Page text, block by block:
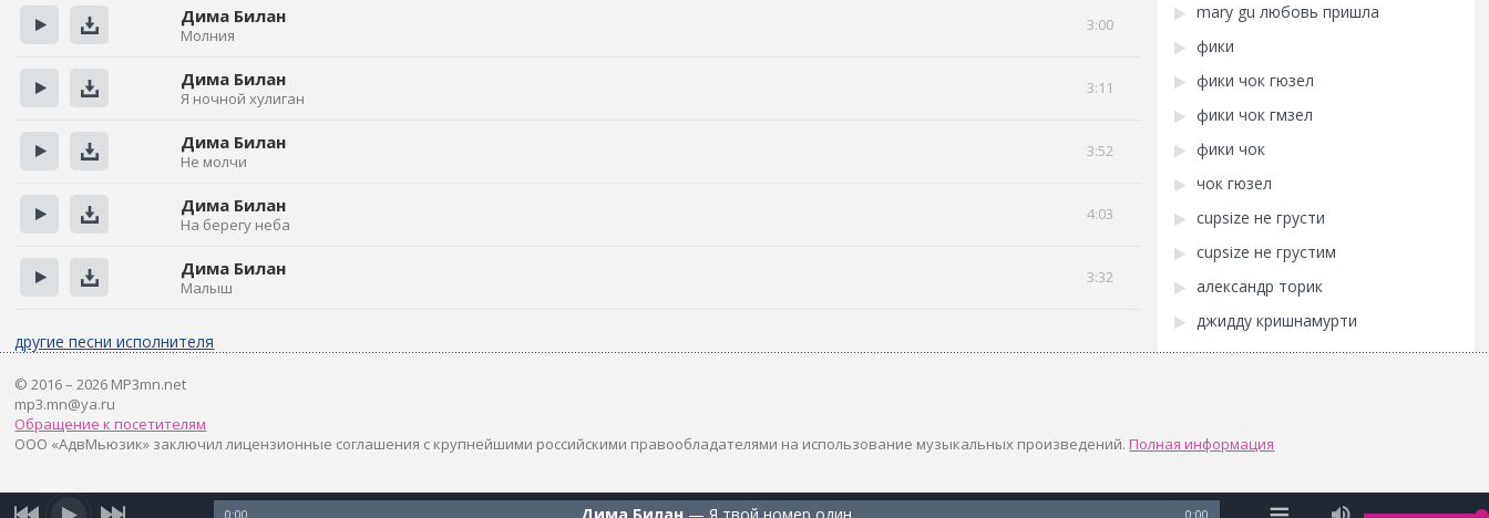
3:00
Дима Билан
Молния
3:11
Дима Билан
Я ночной хулиган
3:52
Дима Билан
Не молчи
4:03
Дима Билан
На берегу неба
3:32
Дима Билан
Малыш
другие песни исполнителя
mary gu любовь пришла
фики
фики чок гюзел
фики чок гмзел
фики чок
чок гюзел
cupsize не грусти
cupsize не грустим
александр торик
джидду кришнамурти
© 2016 – 2026 MP3mn.net
mp3.mn@ya.ru
Обращение к посетителям
ООО «АдвМьюзик» заключил лицензионные соглашения с крупнейшими российскими правообладателями на использование музыкальных произведений.Полная информация
0:00 0:00